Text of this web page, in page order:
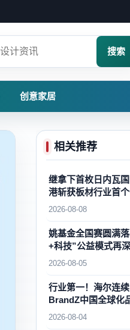
搜索
创意家居
相关推荐
继拿下首枚日内瓦
港斩获板材行业首
等奖，再攀国内外
2026-08-08
姚基金全国赛圆满
+科技”公益模式再
2026-08-05
行业第一！海尔连
BrandZ中国全球化
2026-08-04